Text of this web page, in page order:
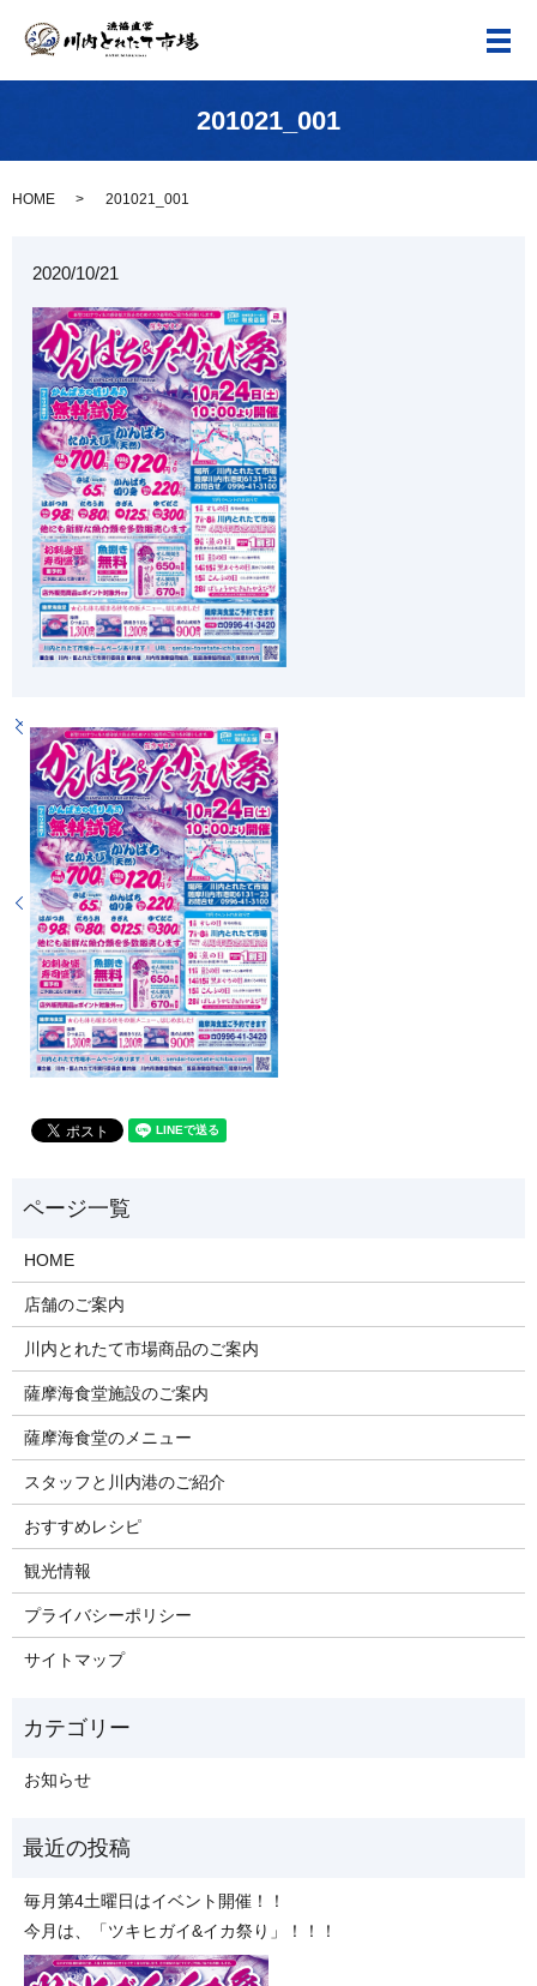
メ
201021_001
HOME 201021_001
2020/10/21
HOME
店舗のご案内
川内とれたて市場商品のご案内
薩摩海食堂施設のご案内
薩摩海食堂のメニュー
スタッフと川内港のご紹介
おすすめレシピ
観光情報
プライバシーポリシー
サイトマップ
お知らせ
毎月第4土曜日はイベント開催！！
今月は、「ツキヒガイ&イカ祭り」！！！